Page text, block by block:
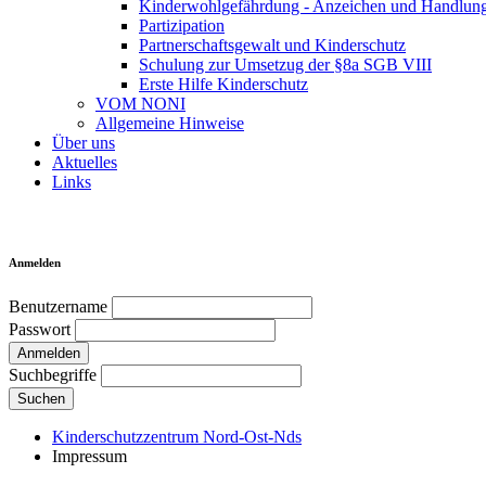
Kinderwohlgefährdung - Anzeichen und
Partizipation
Partnerschaftsgewalt und Kinderschutz
Schulung zur Umsetzug der §8a SGB VIII
Erste Hilfe Kinderschutz
VOM NONI
Allgemeine Hinweise
Über uns
Aktuelles
Links
Anmelden
Benutzername
Passwort
Anmelden
Suchbegriffe
Suchen
Kinderschutzzentrum Nord-Ost-Nds
Impressum